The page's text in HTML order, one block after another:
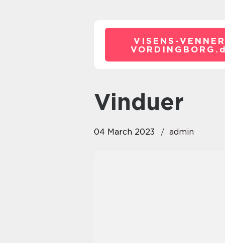
VISENS-
VORDINGBORG.
vinduer
04 March 2023 admin